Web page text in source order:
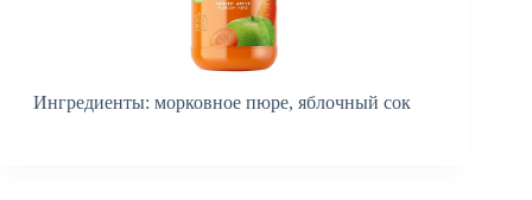
Ингредиенты: морковное пюре, яблочный сок